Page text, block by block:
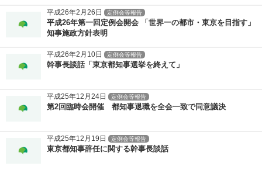
平成26年2月26日 定例会等報告
平成26年第一回定例会開会 「世界一の都市・東京を目指す」
知事施政方針表明
平成26年2月10日 定例会等報告
幹事長談話「東京都知事選挙を終えて」
平成25年12月24日 定例会等報告
第2回臨時会開催 都知事退職を全会一致で同意議決
平成25年12月19日 定例会等報告
東京都知事辞任に関する幹事長談話